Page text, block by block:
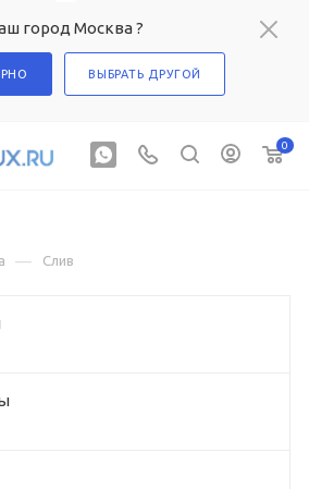
город Москва ?
ВЫБРАТЬ ДРУГОЙ
0
— Слив